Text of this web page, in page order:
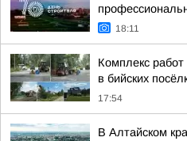
18:11
Комплекс работ
в бийских
17:54
В Алтайском